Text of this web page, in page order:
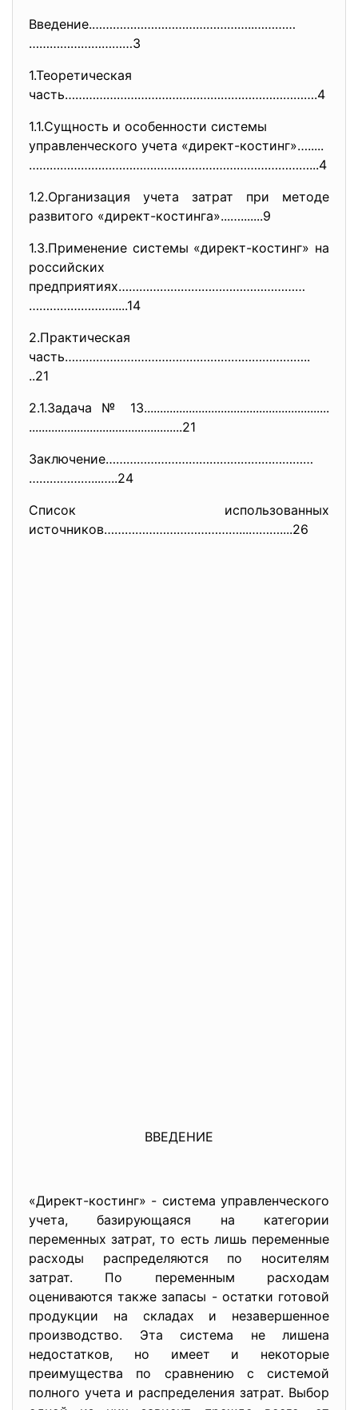
Введение.………………………………………..…………
…………………………3
1.Теоретическая
часть……………………………………………………………….4
1.1.Сущность и особенности системы
управленческого учета «директ-костинг»….....
………………………………………………………………………...4
1.2.Организация учета затрат при методе
развитого «директ-костинга»...….......9
1.3.Применение системы «директ-костинг» на
российских
предприятиях………………………………………………
…………………….....14
2.Практическая
часть……………………………………………………………..
..21
2.1.Задача № 13..........................................................
................................................21
Заключение……………………………………………………
………………...…..24
Список использованных
источников…………………………………...………....26
ВВЕДЕНИЕ
«Директ-костинг» - система управленческого
учета, базирующаяся на категории
переменных затрат, то есть лишь переменные
расходы распределяются по носителям
затрат. По переменным расходам
оцениваются также запасы - остатки готовой
продукции на складах и незавершенное
производство. Эта система не лишена
недостатков, но имеет и некоторые
преимущества по сравнению с системой
полного учета и распределения затрат. Выбор